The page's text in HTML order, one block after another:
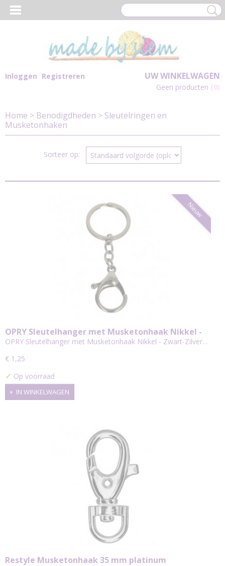
Inloggen Registreren UW WINKELWAGEN
Geen producten (0)
Home > Benodigdheden > Sleutelringen en
Musketonhaken
Sorteer op:
Nieuw
OPRY Sleutelhanger met Musketonhaak Nikkel -
Zwart-Zilver
OPRY Sleutelhanger met Musketonhaak Nikkel - Zwart-Zilver…
€ 1,25
✓ Op voorraad
IN WINKELWAGEN
Restyle Musketonhaak 35 mm platinum